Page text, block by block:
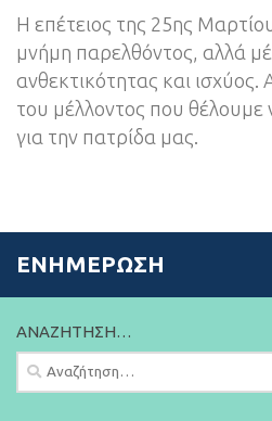
Η επέτειος της 25ης
μνήμη παρελθόντος, αλλά
ανθεκτικότητας και ισχύος.
του μέλλοντος που
για την πατρίδα μας.
ΕΝΗΜΈΡΩΣΗ
ΑΝΑΖΉΤΗΣΗ…
Αναζήτηση
για: